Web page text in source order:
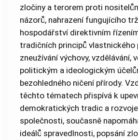
zločiny a terorem proti
názorů, nahrazení fungujícího
hospodářství direktivním
tradičních principů vlastnického
zneužívání výchovy, vzdělávání,
politickým a ideologickým
bezohledného ničení přírody.
těchto tématech přispívá k
demokratických tradic a
společnosti, současně
ideálů spravedlnosti, popsání